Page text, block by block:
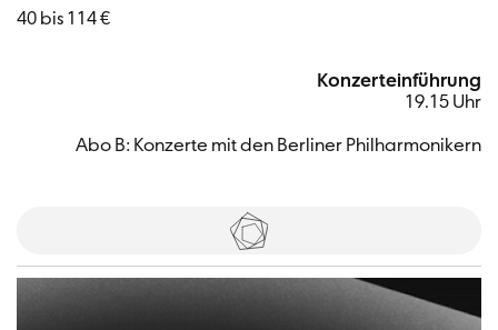
40 bis 114 €
Konzerteinführung
19.15 Uhr
Abo B: Konzerte mit den Berliner Philharmonikern
Tickets